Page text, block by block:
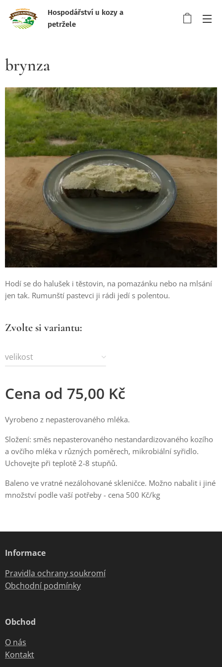
Hospodářství u kozy a
petržele
brynza
Hodí se do halušek i těstovin, na pomazánku nebo na mlsání
jen tak. Rumunští pastevci ji rádi jedí s polentou.
Zvolte si variantu:
velikost
Cena od 75,00 Kč
Vyrobeno z nepasterovaného mléka.
Složení: směs nepasterovaného nestandardizovaného kozího
a ovčího mléka v různých poměrech, mikrobiální syřidlo.
Uchovejte při teplotě 2-8 stupňů.
Baleno ve vratné nezálohované skleničce. Možno nabalit i jiné
množství podle vaší potřeby - cena 500 Kč/kg
Informace
Pravidla ochrany soukromí
Obchodní podmínky
Obchod
O nás
Kontakt